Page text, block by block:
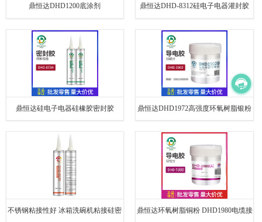
鼎恒达DHD1200底涂剂 鼎恒达DHD-8312硅电子电器灌封胶
鼎恒达硅电子电器硅橡胶密封胶 鼎恒达DHD1972高强度环氧树脂银粉
不锈钢粘接性好 冰箱洗碗机粘接硅密 鼎恒达环氧树脂铜粉 DHD1980电缆接